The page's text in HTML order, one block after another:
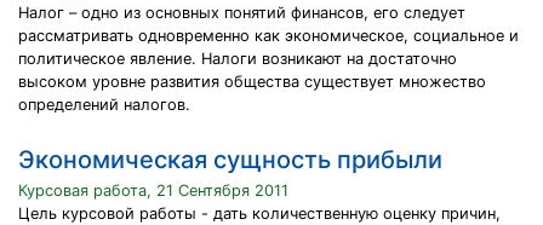
Налог – одно из основных понятий финансов, его следует
рассматривать одновременно как экономическое, социальное и
политическое явление. Налоги возникают на достаточно
высоком уровне развития общества существует множество
определений налогов.
Экономическая сущность прибыли
Курсовая работа, 21 Сентября 2011
Цель курсовой работы - дать количественную оценку причин,